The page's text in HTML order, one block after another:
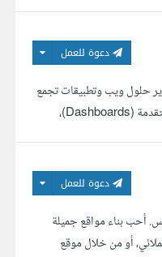
دعوة للعمل
حلول ويب وتطبيقات تجمع
بين السرعة، الأمان، وتجربة المستخدم السلسة بدءا من الواجهة التفاعلية إلى الخادم والبنية التحتية. خبرتي تشمل بناء لوحات تحكم متقدمة (Dashboards)،
دعوة للعمل
أحب بناء مواقع جميلة
إطار مشاريع خاصة بعملائي، أو من خلال موقع